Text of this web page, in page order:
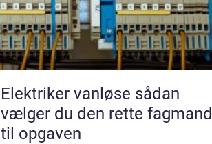
Elektriker vanløse sådan
vælger du den rette fagmand
til opgaven